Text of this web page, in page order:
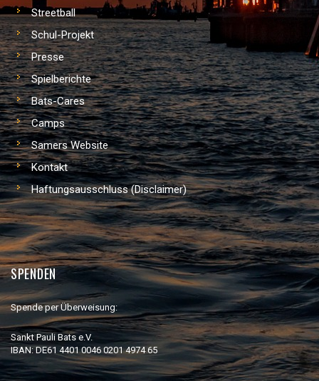
Streetball
Schul-Projekt
Presse
Spielberichte
Bats-Cares
Camps
Samers Website
Kontakt
Haftungsausschluss (Disclaimer)
SPENDEN
Spende per Überweisung:
Sankt Pauli Bats e.V.
IBAN: DE61 4401 0046 0201 4974 65